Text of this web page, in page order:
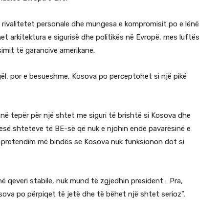
personale dhe mungesa e kompromisit po e lënë
arkitektura e sigurisë dhe politikës në Evropë, mes luftës
të garancive amerikane.
por e besueshme, Kosova po perceptohet si një pikë
tepër për një shtet me siguri të brishtë si Kosova dhe
shteteve të BE-së që nuk e njohin ende pavarësinë e
më bindës se Kosova nuk funksionon dot si
qeveri stabile, nuk mund të zgjedhin president… Pra,
po përpiqet të jetë dhe të bëhet një shtet serioz”,